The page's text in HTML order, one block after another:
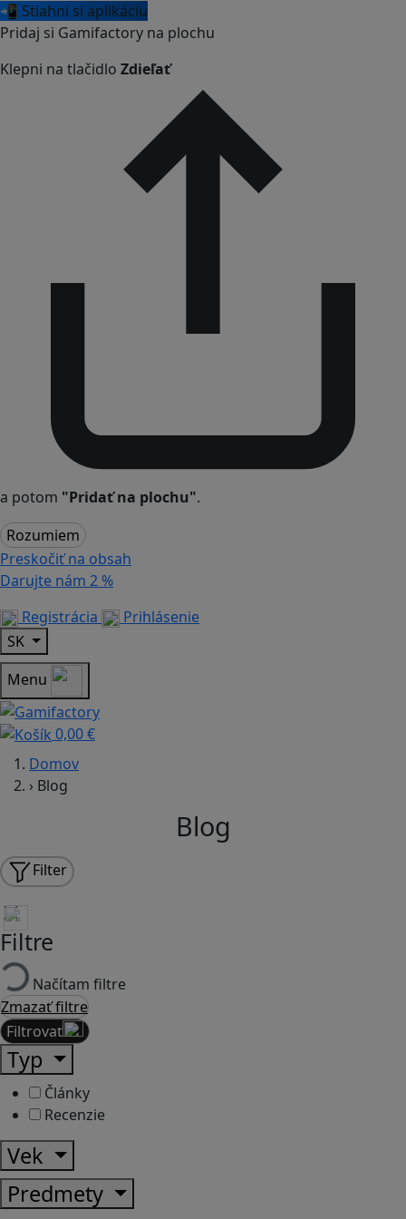
📲 Stiahni si aplikáciu
Pridaj si Gamifactory na plochu
Klepni na tlačidlo Zdieľať
a potom "Pridať na plochu".
Rozumiem
Preskočiť na obsah
Darujte nám 2 %
Registrácia
Prihlásenie
SK
Menu
0,00 €
Domov
› Blog
Blog
Filter
Filtre
Načítam filtre
Zmazať filtre
Filtrovať
Typ
Články
Recenzie
Vek
Predmety